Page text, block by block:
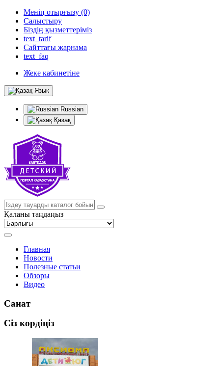
Менің отырғызу (0)
Салыстыру
Біздің қызметтеріміз
text_tarif
Сайттағы жарнама
text_faq
Жеке кабинетіне
Язык
Russian
Қазақ
Қаланы таңдаңыз
Главная
Новости
Полезные статьи
Обзоры
Видео
Санат
Сіз көрдіңіз